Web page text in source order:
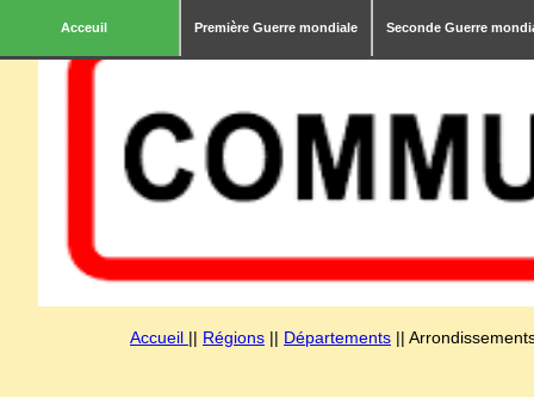
Acceuil Première Guerre mondiale Seconde Guerre
Accueil || Régions || Départements ||